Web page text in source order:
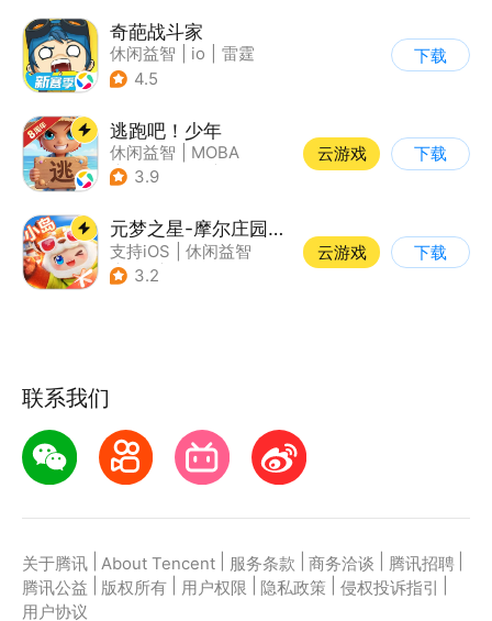
奇葩战斗家
休闲益智 io
雷霆
4.5
下载
逃跑吧！少年
休闲益智
MOBA
| 非对称竞技
3.9
云游戏 下载
元梦之星-摩尔庄园联动
支持iOS
休闲益智
| PvP
3.2
云游戏 下载
联系我们
关于腾讯 About Tencent 服务条款 商务洽谈 腾讯招聘
腾讯公益
版权所有 用户权限 隐私政策 侵权投诉指引
用户协议